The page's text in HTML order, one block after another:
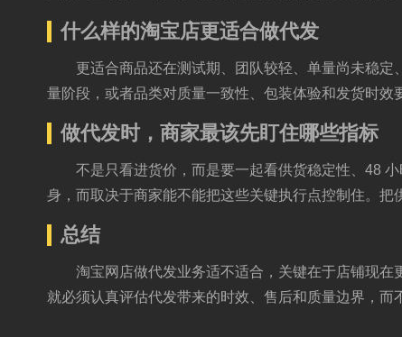
什么样的淘宝店更适合做代发
更适合商品还在测试期、团队较轻、单量尚未稳
量阶段，或者品类对质量一致性、包装体验和发货时效
做代发时，商家最该先盯住哪些指标
不是只看进货价，而是要一起看供货稳定性、48
身，而取决于商家能不能把这些关键执行点控制住。把
总结
淘宝网店做代发业务适不适合，关键在于店铺现在
就必须认真评估代发带来的时效、售后和质量边界，而